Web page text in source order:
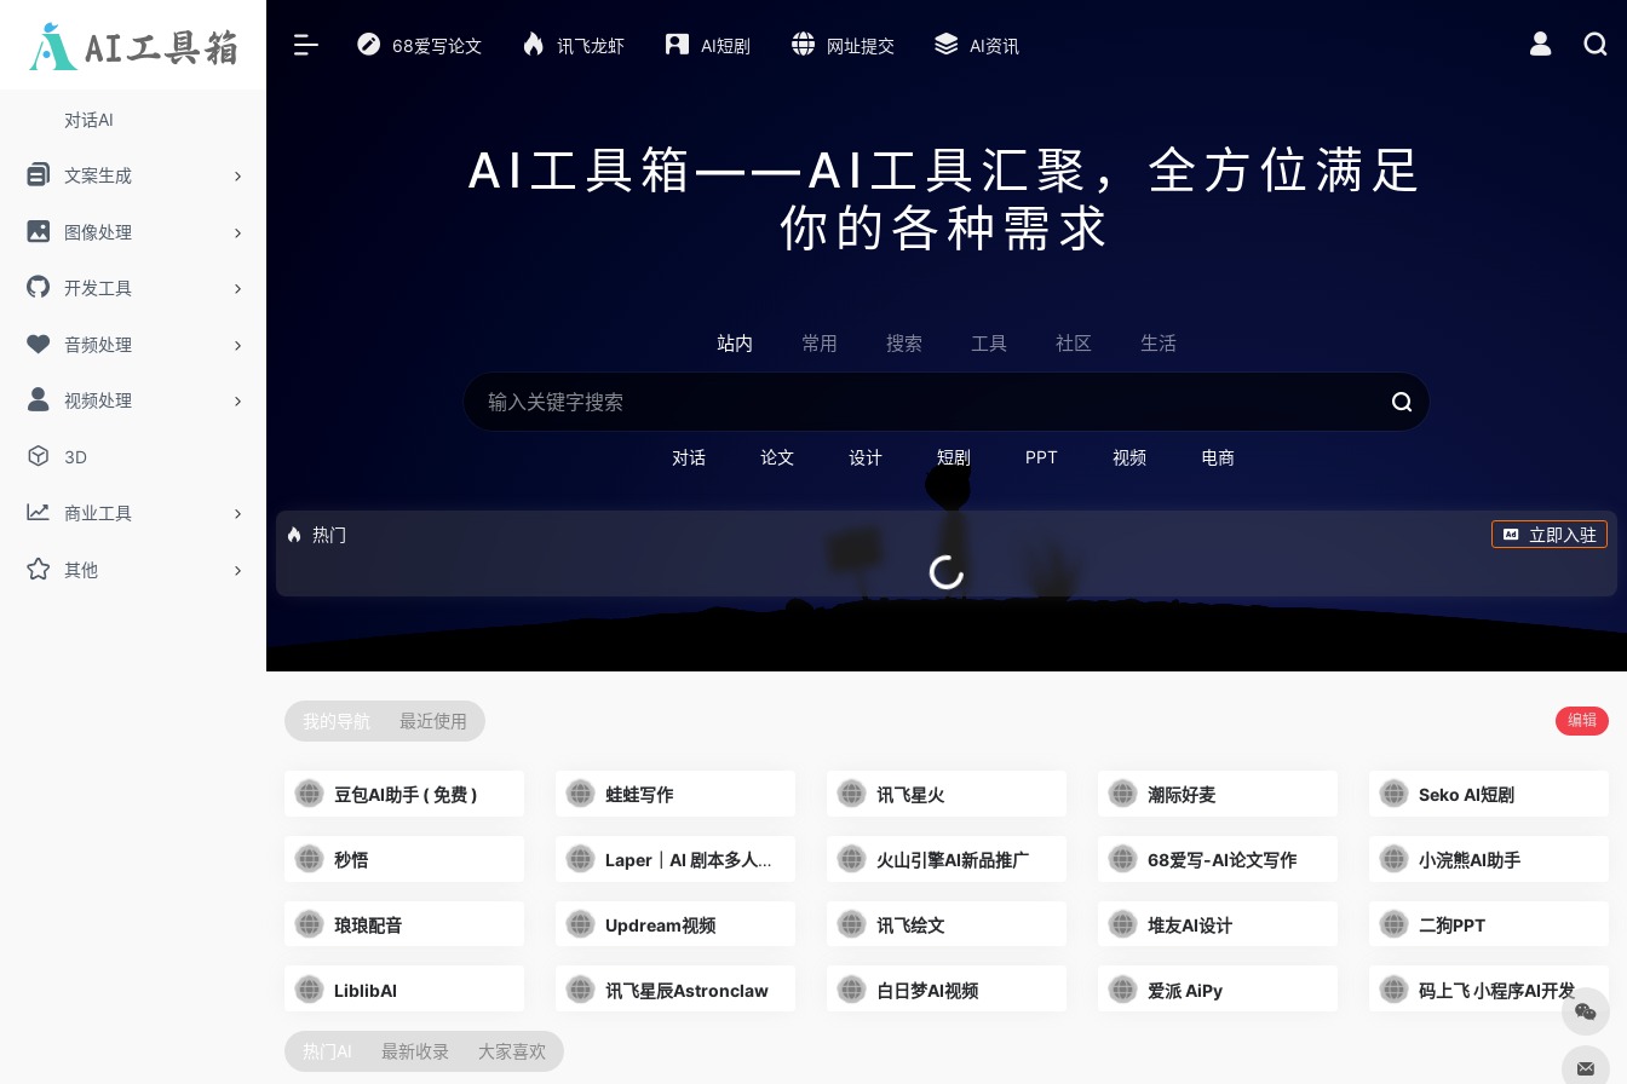
对话AI
文案生成
图像处理
开发工具
音频处理
视频处理
3D
商业工具
其他
68爱写论文 讯飞龙虾 AI短剧 网址提交 AI资讯
AI工具箱——AI工具汇聚，全方位满足
你的各种需求
站内 常用 搜索 工具 社区 生活
对话 论文 设计 短剧 PPT 视频 电商
热门 立即入驻
我的导航 最近使用 编辑
豆包AI助手 ( 免费 ) 蛙蛙写作 讯飞星火 潮际好麦 Seko AI短剧
秒悟 Laper｜AI 剧本多人协作平台 火山引擎AI新品推广 68爱写-AI论文写作 小浣熊AI助手
琅琅配音 Updream视频 讯飞绘文 堆友AI设计 二狗PPT
LiblibAI 讯飞星辰Astronclaw 白日梦AI视频 爱派 AiPy 码上飞 小程序AI开发
热门AI 最新收录 大家喜欢